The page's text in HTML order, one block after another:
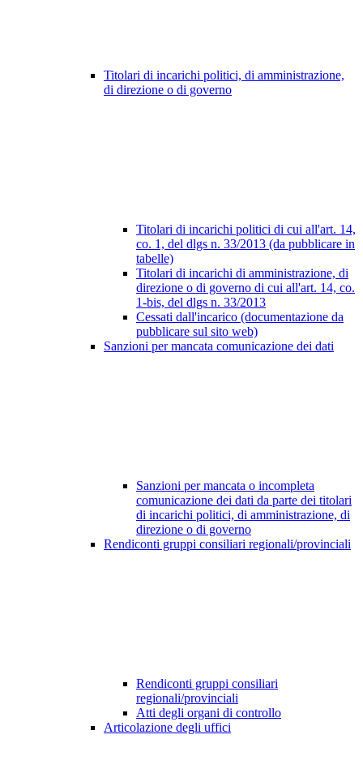
Titolari di incarichi politici, di amministrazione,
di direzione o di governo
Titolari di incarichi politici di cui all'art. 14,
co. 1, del dlgs n. 33/2013 (da pubblicare in
tabelle)
Titolari di incarichi di amministrazione, di
direzione o di governo di cui all'art. 14, co.
1-bis, del dlgs n. 33/2013
Cessati dall'incarico (documentazione da
pubblicare sul sito web)
Sanzioni per mancata comunicazione dei dati
Sanzioni per mancata o incompleta
comunicazione dei dati da parte dei titolari
di incarichi politici, di amministrazione, di
direzione o di governo
Rendiconti gruppi consiliari regionali/provinciali
Rendiconti gruppi consiliari
regionali/provinciali
Atti degli organi di controllo
Articolazione degli uffici